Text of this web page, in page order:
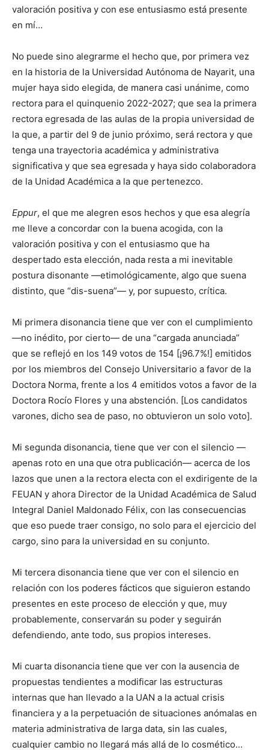
valoración positiva y con ese entusiasmo está presente
en mí…
No puede sino alegrarme el hecho que, por primera vez
en la historia de la Universidad Autónoma de Nayarit, una
mujer haya sido elegida, de manera casi unánime, como
rectora para el quinquenio 2022-2027; que sea la primera
rectora egresada de las aulas de la propia universidad de
la que, a partir del 9 de junio próximo, será rectora y que
tenga una trayectoria académica y administrativa
significativa y que sea egresada y haya sido colaboradora
de la Unidad Académica a la que pertenezco.
Eppur, el que me alegren esos hechos y que esa alegría
me lleve a concordar con la buena acogida, con la
valoración positiva y con el entusiasmo que ha
despertado esta elección, nada resta a mi inevitable
postura disonante —etimológicamente, algo que suena
distinto, que “dis-suena”— y, por supuesto, crítica.
Mi primera disonancia tiene que ver con el cumplimiento
—no inédito, por cierto— de una “cargada anunciada”
que se reflejó en los 149 votos de 154 [¡96.7%!] emitidos
por los miembros del Consejo Universitario a favor de la
Doctora Norma, frente a los 4 emitidos votos a favor de la
Doctora Rocío Flores y una abstención. [Los candidatos
varones, dicho sea de paso, no obtuvieron un solo voto].
Mi segunda disonancia, tiene que ver con el silencio —
apenas roto en una que otra publicación— acerca de los
lazos que unen a la rectora electa con el exdirigente de la
FEUAN y ahora Director de la Unidad Académica de Salud
Integral Daniel Maldonado Félix, con las consecuencias
que eso puede traer consigo, no solo para el ejercicio del
cargo, sino para la universidad en su conjunto.
Mi tercera disonancia tiene que ver con el silencio en
relación con los poderes fácticos que siguieron estando
presentes en este proceso de elección y que, muy
probablemente, conservarán su poder y seguirán
defendiendo, ante todo, sus propios intereses.
Mi cuarta disonancia tiene que ver con la ausencia de
propuestas tendientes a modificar las estructuras
internas que han llevado a la UAN a la actual crisis
financiera y a la perpetuación de situaciones anómalas en
materia administrativa de larga data, sin las cuales,
cualquier cambio no llegará más allá de lo cosmético…